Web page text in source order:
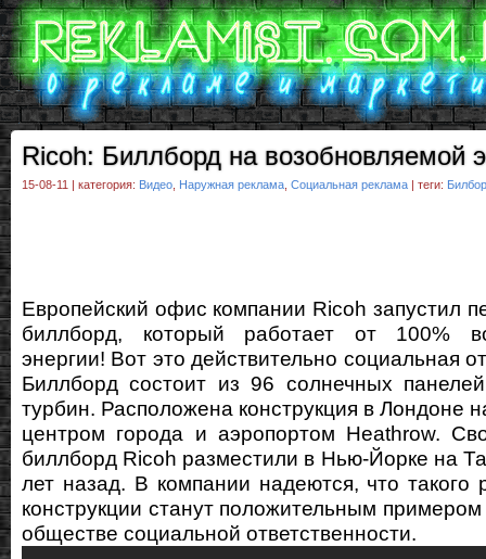
Ricoh: Биллборд на возобновляемой
15-08-11 | категория: Видео Наружная реклама Социальная реклама | теги:
Европейский офис компании Ricoh запустил
биллборд, который работает от 100%
энергии! Вот это действительно социальная
Биллборд состоит из 96 солнечных
турбин. Расположена конструкция в Лондоне
центром города и аэропортом Heathrow.
биллборд Ricoh разместили в Нью-Йорке на
лет назад. В компании надеются, что такого
конструкции станут положительным
обществе социальной ответственности.